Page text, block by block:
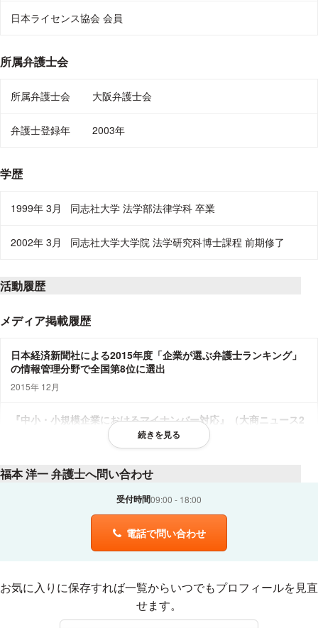
日本ライセンス協会 会員
所属弁護士会
所属弁護士会 大阪弁護士会
弁護士登録年 2003年
学歴
1999年 3月 同志社大学 法学部法律学科 卒業
2002年 3月 同志社大学大学院 法学研究科博士課程 前期修了
活動履歴
メディア掲載履歴
日本経済新聞社による2015年度「企業が選ぶ弁護士ランキング」
の情報管理分野で全国第8位に選出
2015年 12月
『中小・小規模企業におけるマイナンバー対応』（大商ニュース2
「ビッグデータ時代におけるパーソナルデータの利活用～個人情
報保護法の改正動向を踏まえて～」（主催団体：システム監査学
「民間事業者におけるマイナンバーガイドラインへの対応準備」
（主催団体：一般財団法人 日本情報経済社会推進協会）
続きを見る
福本 洋一 弁護士へ問い合わせ
受付時間09:00 18:00
電話で問い合わせ
お気に入りに登録する
お気に入りに保存すれば一覧からいつでもプロフィールを見直
せます。